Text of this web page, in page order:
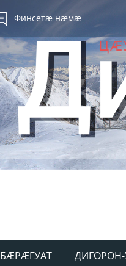
Финсетæ нæмæ
БÆРÆГУАТ ДИГОРОН-